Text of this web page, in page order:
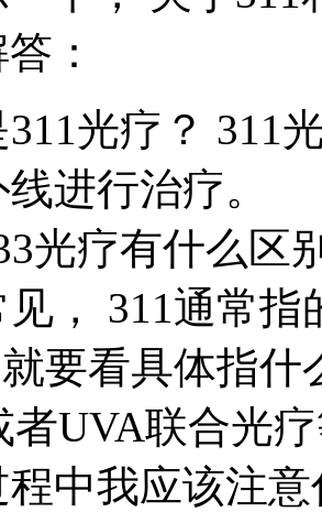
：
光疗？ 311
进行治疗。
光疗有什么区
， 311通常
要看具体指
者UVA联合光
程中我应该注